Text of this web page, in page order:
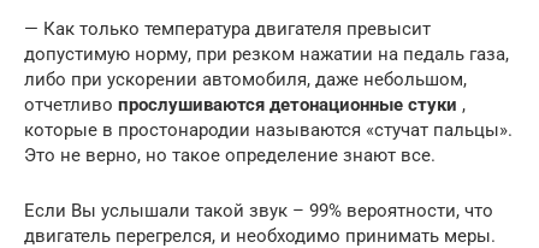
— Как только температура двигателя превысит
допустимую норму, при резком нажатии на педаль газа,
либо при ускорении автомобиля, даже небольшом,
отчетливо прослушиваются детонационные стуки ,
которые в простонародии называются «стучат пальцы».
Это не верно, но такое определение знают все.
Если Вы услышали такой звук – 99% вероятности, что
двигатель перегрелся, и необходимо принимать меры.